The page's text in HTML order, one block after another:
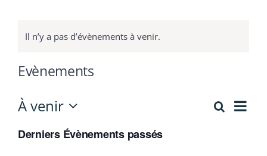
Il n’y a pas d’évènements à venir.
Evènements
Liste
À venir
Sélectionnez
une
Derniers Évènements passés